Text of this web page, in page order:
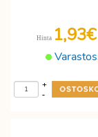
Hinta 1,93€
-
+